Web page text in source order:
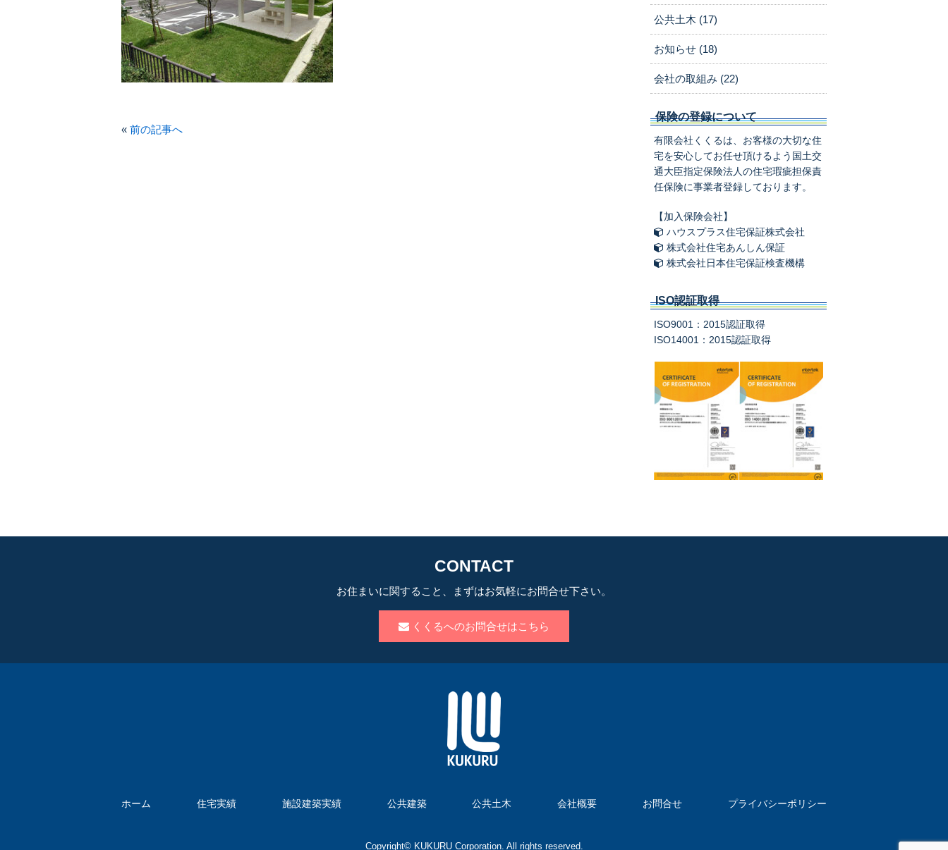
« 前の記事へ
公共土木 (17)
お知らせ (18)
会社の取組み (22)
保険の登録について
有限会社くくるは、お客様の大切な住
宅を安心してお任せ頂けるよう国土交
通大臣指定保険法人の住宅瑕疵担保責
任保険に事業者登録しております。
【加入保険会社】
ハウスプラス住宅保証株式会社
株式会社住宅あんしん保証
株式会社日本住宅保証検査機構
ISO認証取得
ISO9001：2015認証取得
ISO14001：2015認証取得
CONTACT
お住まいに関すること、まずはお気軽にお問合せ下さい。
くくるへのお問合せはこちら
ホーム 住宅実績 施設建築実績 公共建築 公共土木 会社概要 お問合せ プライバシーポリシー
Copyright© KUKURU Corporation. All rights reserved.